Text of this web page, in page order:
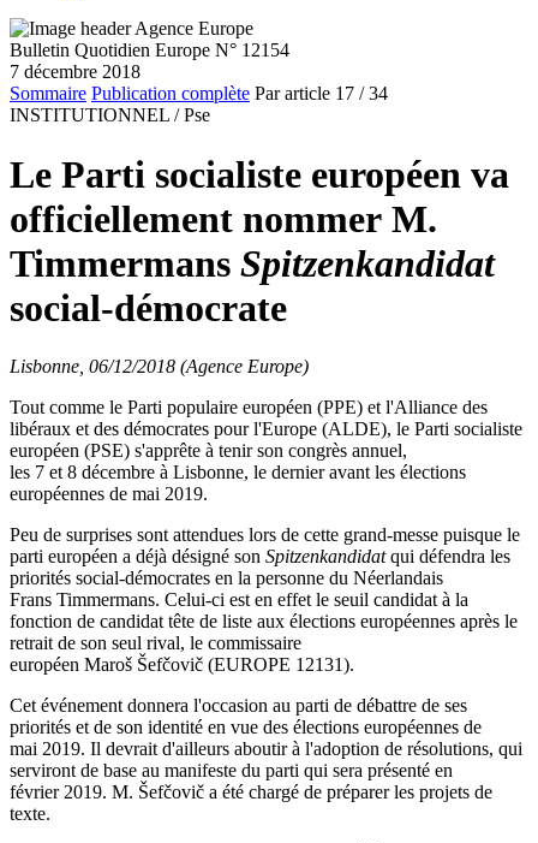
Bulletin Quotidien Europe N° 12154
7 décembre 2018
Sommaire Publication complète Par article 17 / 34
INSTITUTIONNEL / Pse
Le Parti socialiste européen va
officiellement nommer M.
Timmermans Spitzenkandidat
social-démocrate
Lisbonne, 06/12/2018 (Agence Europe)
Tout comme le Parti populaire européen (PPE) et l'Alliance des
libéraux et des démocrates pour l'Europe (ALDE), le Parti socialiste
européen (PSE) s'apprête à tenir son congrès annuel,
les 7 et 8 décembre à Lisbonne, le dernier avant les élections
européennes de mai 2019.
Peu de surprises sont attendues lors de cette grand-messe puisque le
parti européen a déjà désigné son Spitzenkandidatqui défendra les
priorités social-démocrates en la personne du Néerlandais
Frans Timmermans. Celui-ci est en effet le seuil candidat à la
fonction de candidat tête de liste aux élections européennes après le
retrait de son seul rival, le commissaire
européen Maroš Šefčovič (EUROPE 12131).
Cet événement donnera l'occasion au parti de débattre de ses
priorités et de son identité en vue des élections européennes de
mai 2019. Il devrait d'ailleurs aboutir à l'adoption de résolutions, qui
serviront de base au manifeste du parti qui sera présenté en
février 2019. M. Šefčovič a été chargé de préparer les projets de
texte.